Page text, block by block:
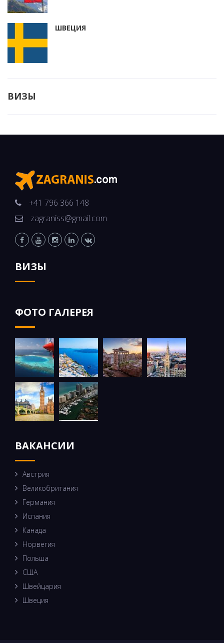
ШВЕЦИЯ
ВИЗЫ
+41 796 366 148
zagraniss@gmail.com
ВИЗЫ
ФОТО ГАЛЕРЕЯ
ВАКАНСИИ
Австрия
Великобритания
Германия
Испания
Канада
Норвегия
Польша
США
Швейцария
Швеция